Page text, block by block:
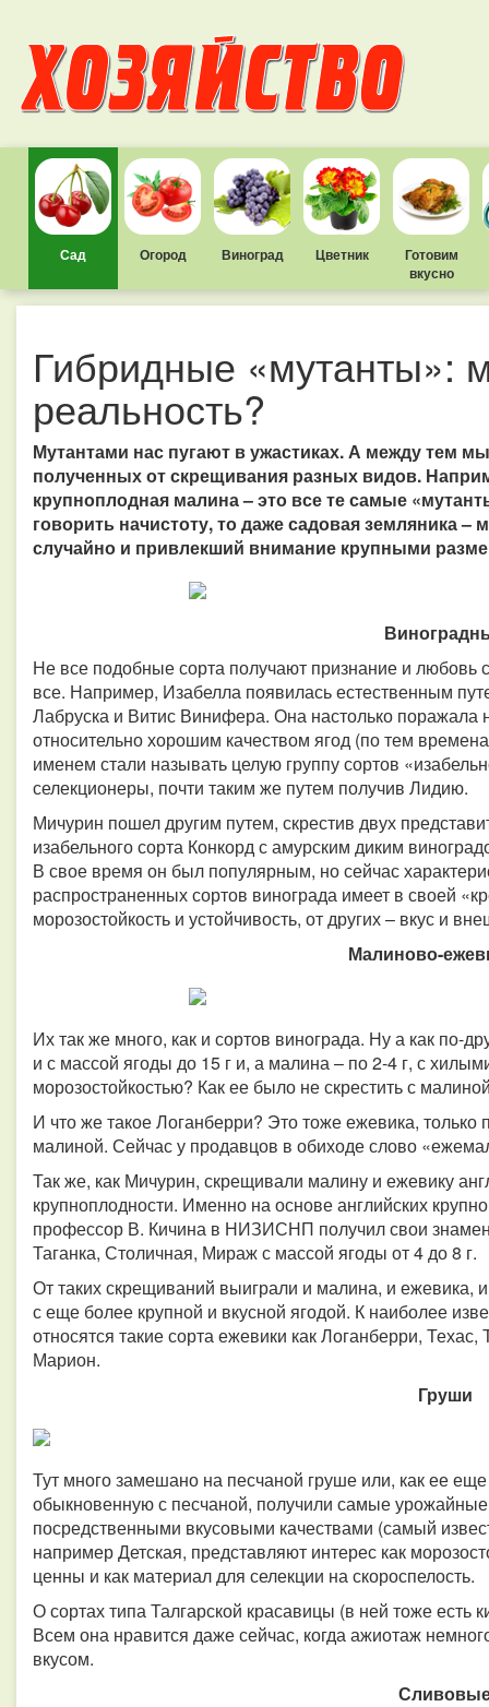
Сад Огород Виноград Цветник
Готовим
вкусно
Гибридные «мутанты»:
реальность?
Мутантами нас пугают в ужастиках. А между тем
полученных от скрещивания разных видов.
крупноплодная малина – это все те самые
говорить начистоту, то даже садовая земляника
случайно и привлекший внимание крупными
Не все подобные сорта получают признание и любовь
все. Например, Изабелла появилась естественным
Лабруска и Витис Винифера. Она настолько поражала
относительно хорошим качеством ягод (по тем
именем стали называть целую группу сортов
селекционеры, почти таким же путем получив Лидию.
Мичурин пошел другим путем, скрестив двух
изабельного сорта Конкорд с амурским диким
В свое время он был популярным, но сейчас
распространенных сортов винограда имеет в своей
морозостойкость и устойчивость, от других – вкус и
Малиново-
Их так же много, как и сортов винограда. Ну а как по-
и с массой ягоды до 15 г и, а малина – по 2-4 г, с
морозостойкостью? Как ее было не скрестить с
И что же такое Логанберри? Это тоже ежевика, только
малиной. Сейчас у продавцов в обиходе слово
Так же, как Мичурин, скрещивали малину и ежевику
крупноплодности. Именно на основе английских
профессор В. Кичина в НИЗИСНП получил свои
Таганка, Столичная, Мираж с массой ягоды от 4 до 8 г.
От таких скрещиваний выиграли и малина, и ежевика,
с еще более крупной и вкусной ягодой. К наиболее
относятся такие сорта ежевики как Логанберри,
Марион.
Груши
Тут много замешано на песчаной груше или, как ее
обыкновенную с песчаной, получили самые
посредственными вкусовыми качествами (самый
например Детская, представляют интерес как
ценны и как материал для селекции на скороспелость.
О сортах типа Талгарской красавицы (в ней тоже есть
Всем она нравится даже сейчас, когда ажиотаж
вкусом.